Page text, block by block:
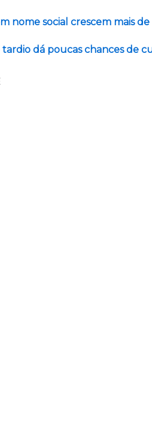
nome social crescem mais
tardio dá poucas chances de